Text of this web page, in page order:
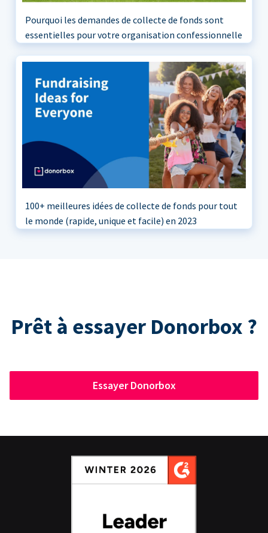
Pourquoi les demandes de collecte de fonds sont
essentielles pour votre organisation confessionnelle
100+ meilleures idées de collecte de fonds pour tout
le monde (rapide, unique et facile) en 2023
Prêt à essayer Donorbox ?
Essayer Donorbox